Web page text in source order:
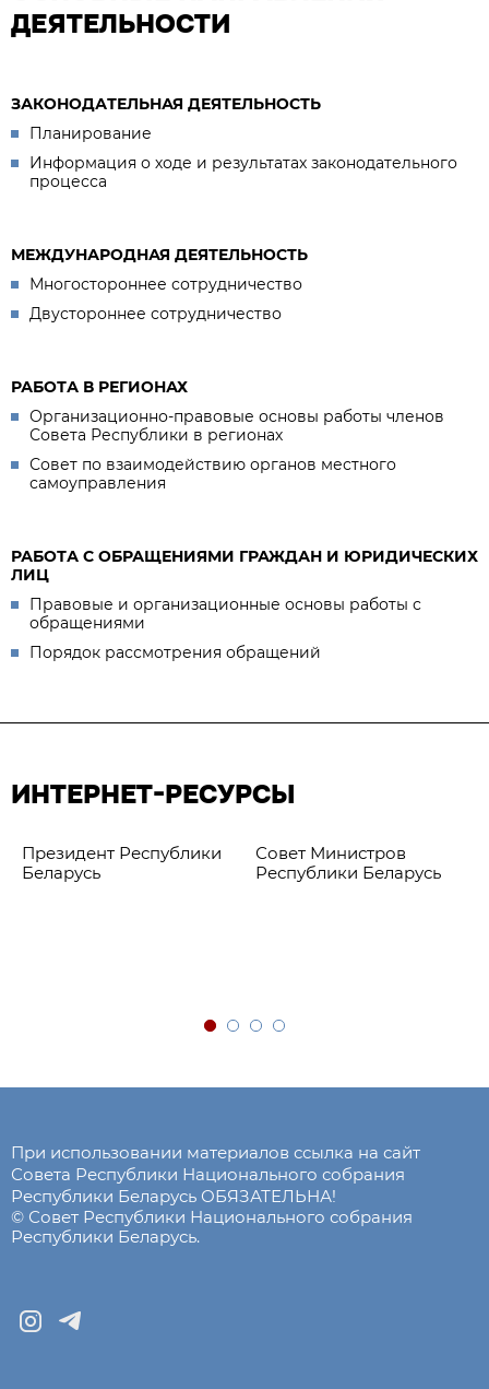
ДЕЯТЕЛЬНОСТИ
ЗАКОНОДАТЕЛЬНАЯ ДЕЯТЕЛЬНОСТЬ
Планирование
Информация о ходе и результатах законодательного
процесса
МЕЖДУНАРОДНАЯ ДЕЯТЕЛЬНОСТЬ
Многостороннее сотрудничество
Двустороннее сотрудничество
РАБОТА В РЕГИОНАХ
Организационно-правовые основы работы членов
Совета Республики в регионах
Совет по взаимодействию органов местного
самоуправления
РАБОТА С ОБРАЩЕНИЯМИ ГРАЖДАН И ЮРИДИЧЕСКИХ
ЛИЦ
Правовые и организационные основы работы с
обращениями
Порядок рассмотрения обращений
ИНТЕРНЕТ-РЕСУРСЫ
Президент Республики
Беларусь
Совет Министров
Республики Беларусь
При использовании материалов ссылка на сайт
Совета Республики Национального собрания
Республики Беларусь ОБЯЗАТЕЛЬНА!
© Совет Республики Национального собрания
Республики Беларусь.